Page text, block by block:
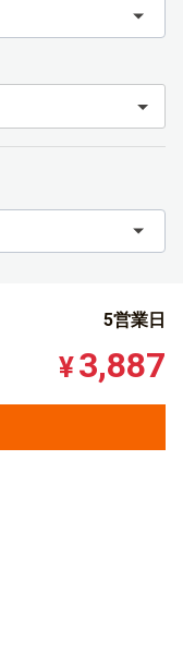
5営業日
¥3,887